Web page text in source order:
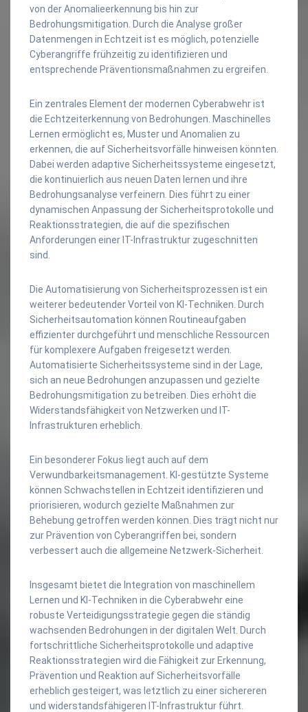
von der Anomalieerkennung bis hin zur
Bedrohungsmitigation. Durch die Analyse großer
Datenmengen in Echtzeit ist es möglich, potenzielle
Cyberangriffe frühzeitig zu identifizieren und
entsprechende Präventionsmaßnahmen zu ergreifen.
Ein zentrales Element der modernen Cyberabwehr ist
die Echtzeiterkennung von Bedrohungen. Maschinelles
Lernen ermöglicht es, Muster und Anomalien zu
erkennen, die auf Sicherheitsvorfälle hinweisen könnten.
Dabei werden adaptive Sicherheitssysteme eingesetzt,
die kontinuierlich aus neuen Daten lernen und ihre
Bedrohungsanalyse verfeinern. Dies führt zu einer
dynamischen Anpassung der Sicherheitsprotokolle und
Reaktionsstrategien, die auf die spezifischen
Anforderungen einer IT-Infrastruktur zugeschnitten
sind.
Die Automatisierung von Sicherheitsprozessen ist ein
weiterer bedeutender Vorteil von KI-Techniken. Durch
Sicherheitsautomation können Routineaufgaben
effizienter durchgeführt und menschliche Ressourcen
für komplexere Aufgaben freigesetzt werden.
Automatisierte Sicherheitssysteme sind in der Lage,
sich an neue Bedrohungen anzupassen und gezielte
Bedrohungsmitigation zu betreiben. Dies erhöht die
Widerstandsfähigkeit von Netzwerken und IT-
Infrastrukturen erheblich.
Ein besonderer Fokus liegt auch auf dem
Verwundbarkeitsmanagement. KI-gestützte Systeme
können Schwachstellen in Echtzeit identifizieren und
priorisieren, wodurch gezielte Maßnahmen zur
Behebung getroffen werden können. Dies trägt nicht nur
zur Prävention von Cyberangriffen bei, sondern
verbessert auch die allgemeine Netzwerk-Sicherheit.
Insgesamt bietet die Integration von maschinellem
Lernen und KI-Techniken in die Cyberabwehr eine
robuste Verteidigungsstrategie gegen die ständig
wachsenden Bedrohungen in der digitalen Welt. Durch
fortschrittliche Sicherheitsprotokolle und adaptive
Reaktionsstrategien wird die Fähigkeit zur Erkennung,
Prävention und Reaktion auf Sicherheitsvorfälle
erheblich gesteigert, was letztlich zu einer sichereren
und widerstandsfähigeren IT-Infrastruktur führt.